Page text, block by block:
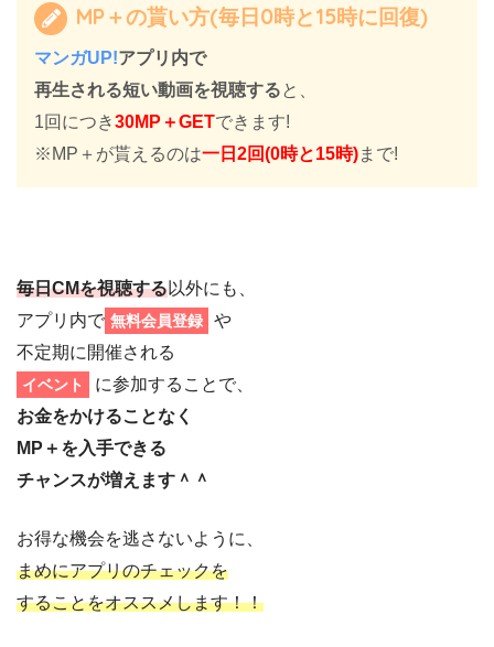
MP＋の貰い方(毎日0時と15時に回復)
マンガUP!アプリ内で
再生される短い動画を視聴すると、
1回につき30MP＋GETできます!
※MP＋が貰えるのは一日2回(0時と15時)まで!
毎日CMを視聴する以外にも、
アプリ内で 無料会員登録
や
不定期に開催される
イベント
に参加することで、
お金をかけることなく
MP＋を入手できる
チャンスが増えます＾＾
お得な機会を逃さないように、
まめにアプリのチェックを
することをオススメします！！